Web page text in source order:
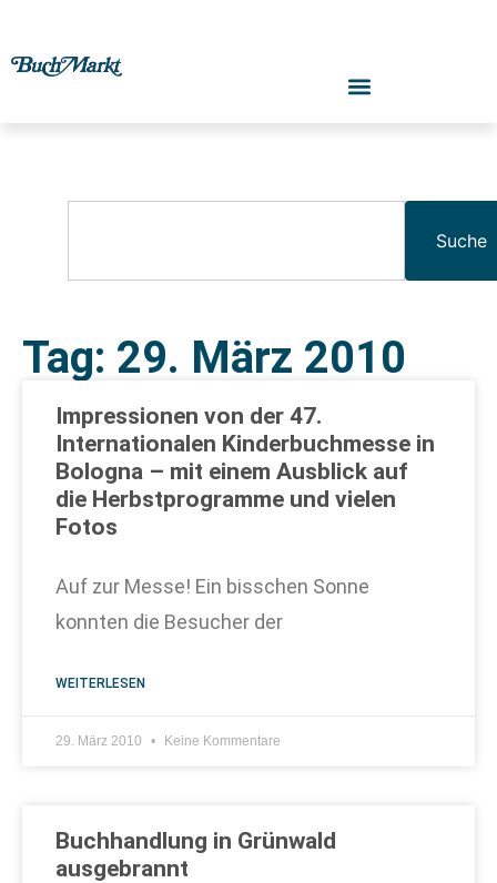
Suche
Tag: 29. März 2010
Impressionen von der 47.
Internationalen Kinderbuchmesse in
Bologna – mit einem Ausblick auf
die Herbstprogramme und vielen
Fotos
Auf zur Messe! Ein bisschen Sonne
konnten die Besucher der
WEITERLESEN
29. März 2010 Keine Kommentare
Buchhandlung in Grünwald
ausgebrannt